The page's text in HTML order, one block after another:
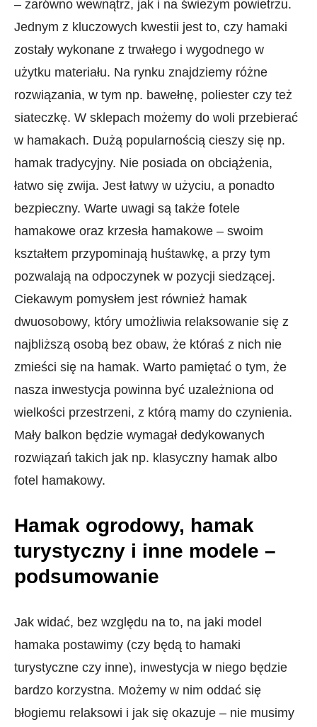
– zarówno wewnątrz, jak i na świeżym powietrzu.
Jednym z kluczowych kwestii jest to, czy hamaki
zostały wykonane z trwałego i wygodnego w
użytku materiału. Na rynku znajdziemy różne
rozwiązania, w tym np. bawełnę, poliester czy też
siateczkę. W sklepach możemy do woli przebierać
w hamakach. Dużą popularnością cieszy się np.
hamak tradycyjny. Nie posiada on obciążenia,
łatwo się zwija. Jest łatwy w użyciu, a ponadto
bezpieczny. Warte uwagi są także fotele
hamakowe oraz krzesła hamakowe – swoim
kształtem przypominają huśtawkę, a przy tym
pozwalają na odpoczynek w pozycji siedzącej.
Ciekawym pomysłem jest również hamak
dwuosobowy, który umożliwia relaksowanie się z
najbliższą osobą bez obaw, że któraś z nich nie
zmieści się na hamak. Warto pamiętać o tym, że
nasza inwestycja powinna być uzależniona od
wielkości przestrzeni, z którą mamy do czynienia.
Mały balkon będzie wymagał dedykowanych
rozwiązań takich jak np. klasyczny hamak albo
fotel hamakowy.
Hamak ogrodowy, hamak
turystyczny i inne modele –
podsumowanie
Jak widać, bez względu na to, na jaki model
hamaka postawimy (czy będą to hamaki
turystyczne czy inne), inwestycja w niego będzie
bardzo korzystna. Możemy w nim oddać się
błogiemu relaksowi i jak się okazuje – nie musimy